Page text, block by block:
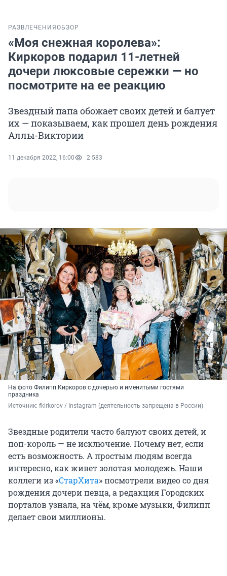
РАЗВЛЕЧЕНИЯ ОБЗОР
«Моя снежная королева»:
Киркоров подарил 11-летней
дочери люксовые сережки — но
посмотрите на ее реакцию
Звездный папа обожает своих детей и балует
их — показываем, как прошел день рождения
Аллы-Виктории
11 декабря 2022, 16:00 2 583
На фото Филипп Киркоров с дочерью и именитыми гостями
праздника
Источник: fkirkorov / Instagram (деятельность запрещена в России)
Звездные родители часто балуют своих детей, и
поп-король — не исключение. Почему нет, если
есть возможность. А простым людям всегда
интересно, как живет золотая молодежь. Наши
коллеги из «СтарХита» посмотрели видео со дня
рождения дочери певца, а редакция Городских
порталов узнала, на чём, кроме музыки, Филипп
делает свои миллионы.